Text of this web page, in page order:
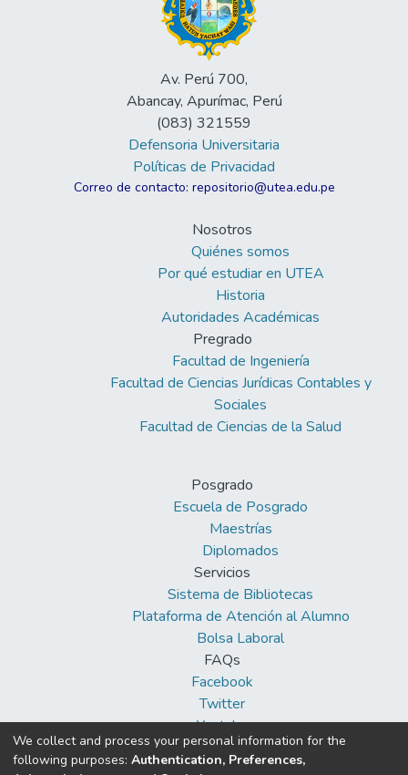
Av. Perú 700,
Abancay, Apurímac, Perú
(083) 321559
Defensoria Universitaria
Políticas de Privacidad
Correo de contacto: repositorio@utea.edu.pe
Nosotros
Quiénes somos
Por qué estudiar en UTEA
Historia
Autoridades Académicas
Pregrado
Facultad de Ingeniería
Facultad de Ciencias Jurídicas Contables y
Sociales
Facultad de Ciencias de la Salud
Posgrado
Escuela de Posgrado
Maestrías
Diplomados
Servicios
Sistema de Bibliotecas
Plataforma de Atención al Alumno
Bolsa Laboral
FAQs
Facebook
Twitter
Youtube
We collect and process your personal information for the
following purposes: Authentication, Preferences,